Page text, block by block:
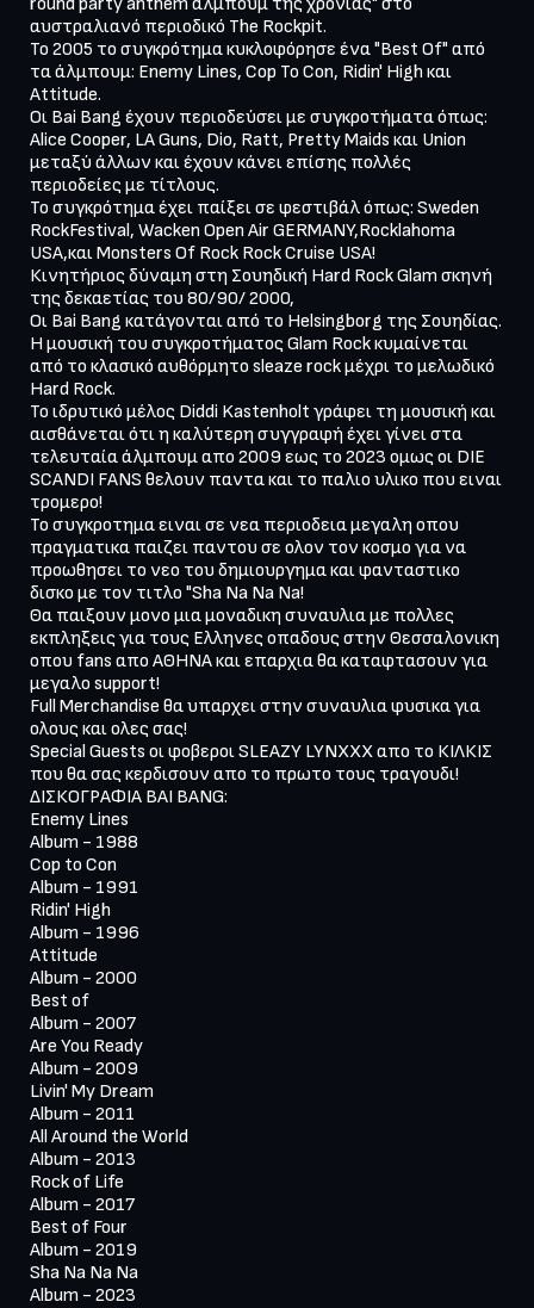
αυστραλιανό περιοδικό The Rockpit.
Το 2005 το συγκρότημα κυκλοφόρησε ένα "Best Of" από
τα άλμπουμ: Enemy Lines, Cop To Con, Ridin' High και
Attitude.
Οι Bai Bang έχουν περιοδεύσει με συγκροτήματα όπως:
Alice Cooper, LA Guns, Dio, Ratt, Pretty Maids και Union
μεταξύ άλλων και έχουν κάνει επίσης πολλές
περιοδείες με τίτλους.
Το συγκρότημα έχει παίξει σε φεστιβάλ όπως: Sweden
RockFestival, Wacken Open Air GERMANY,Rocklahoma
USA,και Μonsters Of Rock Rock Cruise USA!
Κινητήριος δύναμη στη Σουηδική Hard Rock Glam σκηνή
της δεκαετίας του 80/90/ 2000,
Οι Bai Bang κατάγoνται από το Helsingborg της Σουηδίας.
Η μουσική του συγκροτήματος Glam Rock κυμαίνεται
από το κλασικό αυθόρμητο sleaze rock μέχρι το μελωδικό
Ηard Rock.
Το ιδρυτικό μέλος Diddi Kastenholt γράφει τη μουσική και
αισθάνεται ότι η καλύτερη συγγραφή έχει γίνει στα
τελευταία άλμπουμ απο 2009 εως το 2023 ομως οι DIE
SCANDI FANS θελουν παντα και το παλιο υλικο που ειναι
τρομερο!
Το συγκροτημα ειναι σε νεα περιοδεια μεγαλη οπου
πραγματικα παιζει παντου σε ολον τον κοσμο για να
προωθησει το νεο του δημιουργημα και φανταστικο
δισκο με τον τιτλο "Sha Na Na Na!
Θα παιξουν μονο μια μοναδικη συναυλια με πολλες
εκπληξεις για τους Ελληνες οπαδους στην Θεσσαλονικη
οπου fans απο ΑΘΗΝΑ και επαρχια θα καταφτασουν για
μεγαλο support!
Full Merchandise θα υπαρχει στην συναυλια φυσικα για
ολους και ολες σας!
Special Guests οι φοβεροι SLEAZY LYNXXX απο το ΚΙΛΚΙΣ
που θα σας κερδισουν απο το πρωτο τους τραγουδι!
ΔΙΣΚΟΓΡΑΦΙΑ BAI BANG:
Enemy Lines
Album - 1988
Cop to Con
Album - 1991
Ridin' High
Album - 1996
Attitude
Album - 2000
Best of
Album - 2007
Are You Ready
Album - 2009
Livin' My Dream
Album - 2011
All Around the World
Album - 2013
Rock of Life
Album - 2017
Best of Four
Album - 2019
Sha Na Na Na
Album - 2023